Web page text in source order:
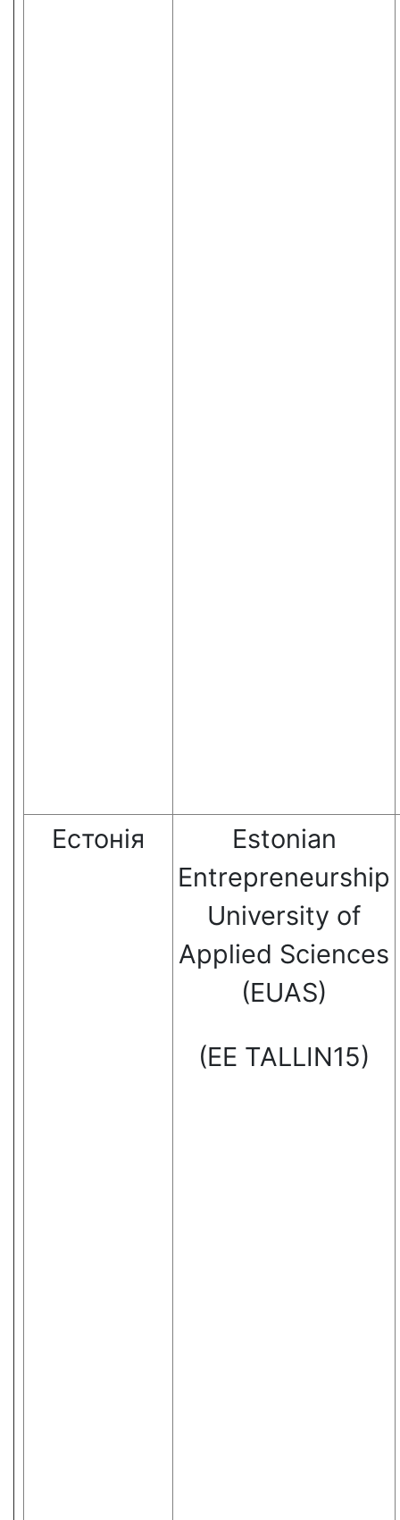
Естонія
Estonian
Entrepreneurship
University of
Applied Sciences
(EUAS)
(EE TALLIN15)